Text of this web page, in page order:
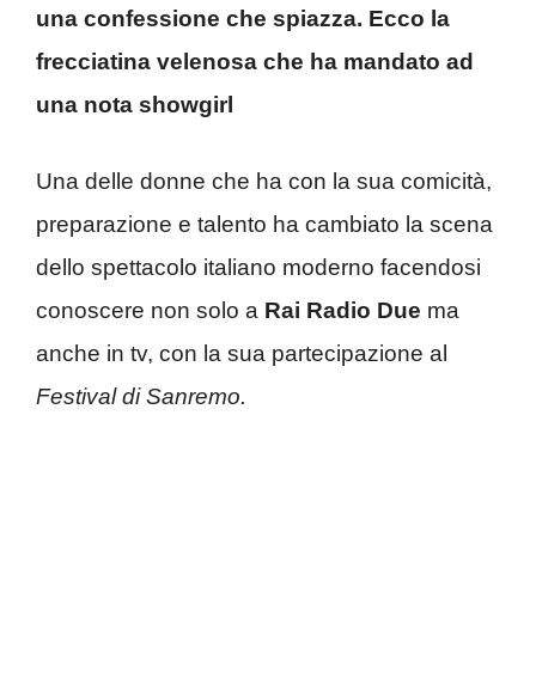
una confessione che spiazza. Ecco la
frecciatina velenosa che ha mandato ad
una nota showgirl
Una delle donne che ha con la sua comicità,
preparazione e talento ha cambiato la scena
dello spettacolo italiano moderno facendosi
conoscere non solo a Rai Radio Due ma
anche in tv, con la sua partecipazione al
Festival di Sanremo.